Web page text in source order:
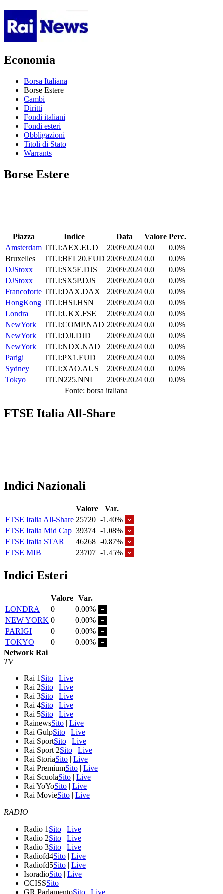
Economia
Borsa Italiana
Borse Estere
Cambi
Diritti
Fondi italiani
Fondi esteri
Obbligazioni
Titoli di Stato
Warrants
Borse Estere
Piazza Indice Data Valore Perc.
Amsterdam TIT.I:AEX.EUD 20/09/2024 0.0
0.0%
Bruxelles
TIT.I:BEL20.EUD 20/09/2024 0.0
0.0%
DJStoxx
TIT.I:SX5E.DJS 20/09/2024 0.0
0.0%
DJStoxx
TIT.I:SX5P.DJS 20/09/2024 0.0
0.0%
Francoforte TIT.I:DAX.DAX 20/09/2024 0.0
0.0%
HongKong TIT.I:HSI.HSN 20/09/2024 0.0
0.0%
Londra
TIT.I:UKX.FSE 20/09/2024 0.0
0.0%
NewYork
TIT.I:COMP.NAD 20/09/2024 0.0
0.0%
NewYork
TIT.I:DJI.DJD 20/09/2024 0.0
0.0%
NewYork
TIT.I:NDX.NAD 20/09/2024 0.0
0.0%
Parigi
TIT.I:PX1.EUD 20/09/2024 0.0
0.0%
Sydney
TIT.I:XAO.AUS 20/09/2024 0.0
0.0%
Tokyo
TIT.N225.NNI 20/09/2024 0.0
0.0%
Fonte: borsa italiana
FTSE Italia All-Share
Indici Nazionali
Valore
Var.
FTSE Italia All-Share 25720 -1.40%
FTSE Italia Mid Cap 39374 -1.08%
FTSE Italia STAR
46268 -0.87%
FTSE MIB
23707 -1.45%
Indici Esteri
Valore Var.
LONDRA
0
0.00%
NEW YORK 0
0.00%
PARIGI
0
0.00%
TOKYO
0
0.00%
Network Rai
TV
Rai 1 Sito | Live
Rai 2Sito | Live
Rai 3Sito | Live
Rai 4Sito | Live
Rai 5Sito | Live
RainewsSito | Live
Rai GulpSito | Live
Rai SportSito | Live
Rai Sport 2Sito | Live
Rai StoriaSito | Live
Rai PremiumSito | Live
Rai ScuolaSito | Live
Rai YoYoSito | Live
Rai MovieSito | Live
RADIO
Radio 1 Sito | Live
Radio 2Sito | Live
Radio 3Sito | Live
Radiofd4Sito | Live
Radiofd5Sito | Live
IsoradioSito | Live
CCISSSito
GR ParlamentoSito | Live